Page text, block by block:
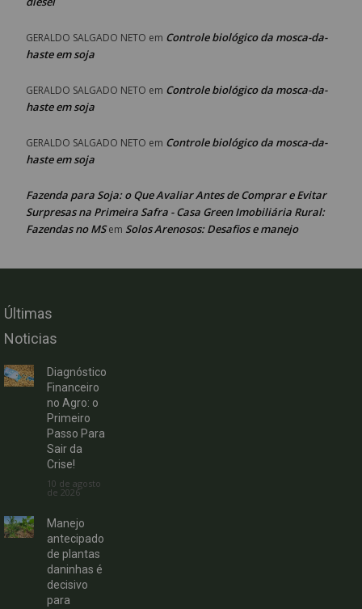
GERALDO SALGADO NETO em Controle biológico da mosca-da-
haste em soja
GERALDO SALGADO NETO em Controle biológico da mosca-da-
haste em soja
GERALDO SALGADO NETO em Controle biológico da mosca-da-
haste em soja
Fazenda para Soja: o Que Avaliar Antes de Comprar e Evitar
Surpresas na Primeira Safra - Casa Green Imobiliária Rural:
Fazendas no MSem Solos Arenosos: Desafios e manejo
Últimas
Noticias
Diagnóstico
Financeiro
no Agro: o
Primeiro
Passo Para
Sair da
Crise!
10 de agosto
de 2026
Manejo
antecipado
de plantas
daninhas é
decisivo
para